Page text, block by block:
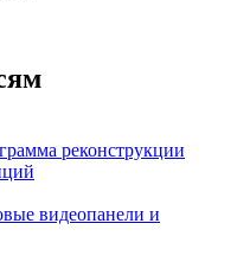
реконструкции
видеопанели и